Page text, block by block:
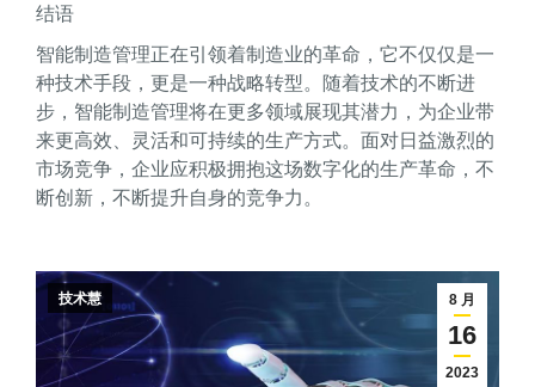
结语
智能制造管理正在引领着制造业的革命，它不仅仅是一
种技术手段，更是一种战略转型。随着技术的不断进
步，智能制造管理将在更多领域展现其潜力，为企业带
来更高效、灵活和可持续的生产方式。面对日益激烈的
市场竞争，企业应积极拥抱这场数字化的生产革命，不
断创新，不断提升自身的竞争力。
8 月
16
2023
技术慧